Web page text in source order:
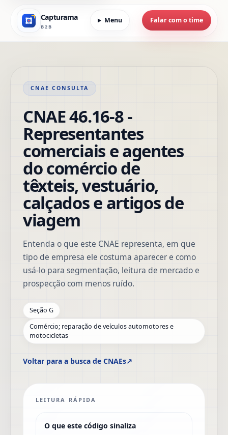
Capturama
B2B
Menu Falar com o time
CNAE CONSULTA
CNAE 46.16-8 -
Representantes
comerciais e agentes
do comércio de
têxteis, vestuário,
calçados e artigos de
viagem
Entenda o que este CNAE representa, em que
tipo de empresa ele costuma aparecer e como
usá-lo para segmentação, leitura de mercado e
prospecção com menos ruído.
Seção G
Comércio; reparação de veículos automotores e
motocicletas
Voltar para a busca de CNAEs↗
LEITURA RÁPIDA
O que este código sinaliza